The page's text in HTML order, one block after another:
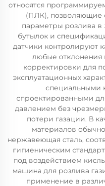
относятся
(ПЛК), позволяющие
параметры розлива в
бутылок и
датчики контролируют
любые отклонения
корректировки для
эксплуатационных
специальными
спроектированными
давлением без
потери газации. В
материалов
нержавеющая сталь,
гигиеническим
под воздействием
машина для розлива
применение в